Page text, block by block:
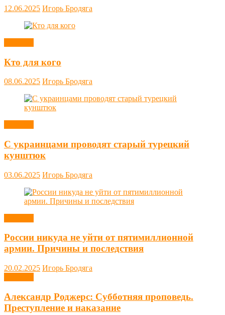
12.06.2025 Игорь Бродяга
Кто для кого
08.06.2025 Игорь Бродяга
С украинцами проводят старый турецкий
кунштюк
03.06.2025 Игорь Бродяга
России никуда не уйти от пятимиллионной
армии. Причины и последствия
20.02.2025 Игорь Бродяга
Александр Роджерс: Субботняя проповедь.
Преступление и наказание